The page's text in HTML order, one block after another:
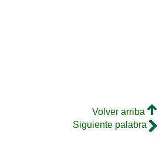
Volver arriba
Siguiente palabra